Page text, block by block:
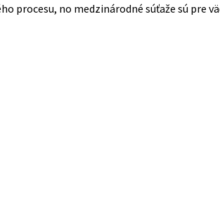
procesu, no medzinárodné súťaže sú pre